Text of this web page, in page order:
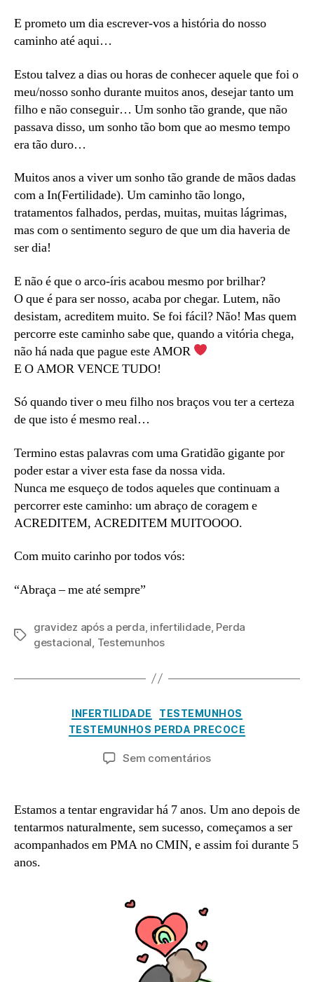
E prometo um dia escrever-vos a história do nosso
caminho até aqui…
Estou talvez a dias ou horas de conhecer aquele que foi o
meu/nosso sonho durante muitos anos, desejar tanto um
filho e não conseguir… Um sonho tão grande, que não
passava disso, um sonho tão bom que ao mesmo tempo
era tão duro…
Muitos anos a viver um sonho tão grande de mãos dadas
com a In(Fertilidade). Um caminho tão longo,
tratamentos falhados, perdas, muitas, muitas lágrimas,
mas com o sentimento seguro de que um dia haveria de
ser dia!
E não é que o arco-íris acabou mesmo por brilhar?
O que é para ser nosso, acaba por chegar. Lutem, não
desistam, acreditem muito. Se foi fácil? Não! Mas quem
percorre este caminho sabe que, quando a vitória chega,
não há nada que pague este AMOR
E O AMOR VENCE TUDO!
Só quando tiver o meu filho nos braços vou ter a certeza
de que isto é mesmo real…
Termino estas palavras com uma Gratidão gigante por
poder estar a viver esta fase da nossa vida.
Nunca me esqueço de todos aqueles que continuam a
percorrer este caminho: um abraço de coragem e
ACREDITEM, ACREDITEM MUITOOOO.
Com muito carinho por todos vós:
“Abraça – me até sempre”
Etiquetas
gravidez após a perda infertilidade, Perda
gestacional Testemunhos
Categorias
INFERTILIDADE
TESTEMUNHOS
TESTEMUNHOS PERDA PRECOCE
Autor
do
o
r
d
Data
do
ir
o
0
0
2
3
Sem comentáriosem
Estamos a tentar engravidar há 7 anos. Um ano depois de
tentarmos naturalmente, sem sucesso, começamos a ser
acompanhados em PMA no CMIN, e assim foi durante 5
anos.